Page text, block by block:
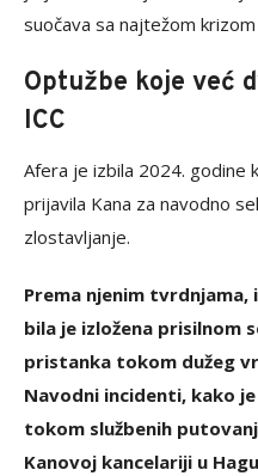
suočava sa najtežom
Optužbe koje već
ICC
Afera je izbila 2024. godine
prijavila Kana za navodno
zlostavljanje.
Prema njenim tvrdnjama,
bila je izložena prisilnom
pristanka tokom dužeg
Navodni incidenti, kako
tokom službenih
Kanovoj kancelariji u